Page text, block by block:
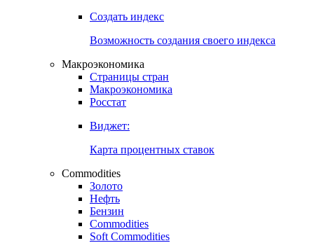
Создать индекс
Возможность создания своего индекса
Макроэкономика
Страницы стран
Макроэкономика
Росстат
Виджет:
Карта процентных ставок
Commodities
Золото
Нефть
Бензин
Commodities
Soft Commodities